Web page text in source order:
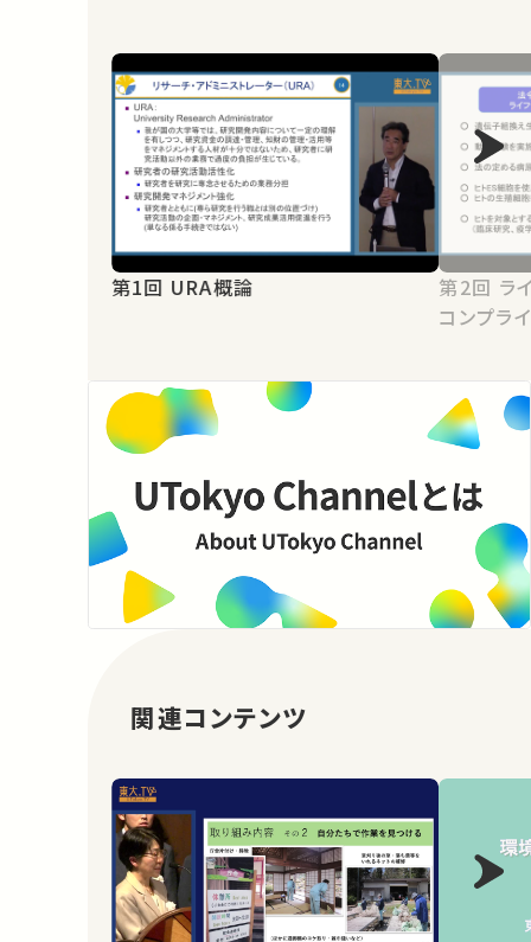
第1回 URA概論
第2回 ライフサイエンス研究における
コンプラ
関連コンテンツ